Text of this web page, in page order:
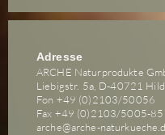
Adresse
ARCHE Naturprodukte
Liebigstr. 5a, D-40721
Fon +49 (0)2103/50056
Fax +49 (0)2103/5005-85
arche@arche-